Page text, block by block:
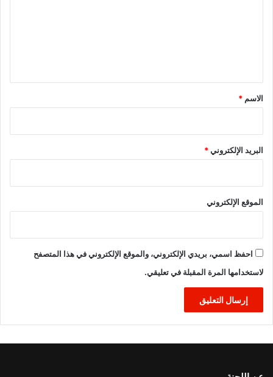
*
الاسم *
البريد الإلكتروني*
الموقع الإلكتروني
احفظ اسمي، بريدي الإلكتروني، والموقع الإلكتروني في هذا المتصفح
لاستخدامها المرة المقبلة في تعليقي.